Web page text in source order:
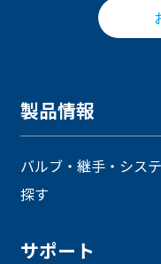
製品情報
バルブ・継手・シス
探す
サポート